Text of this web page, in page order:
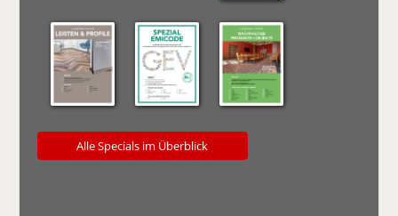
Alle Specials im Überblick